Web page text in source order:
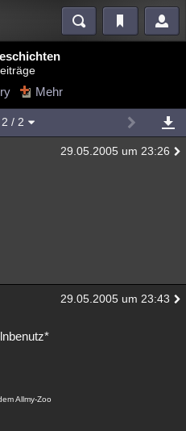
Mystery Kriminalfälle
Gaming Filme
Allmystery
Mehr
2 / 2
29.05.2005 um 23:26
29.05.2005 um 23:43
Allmy-Zoo